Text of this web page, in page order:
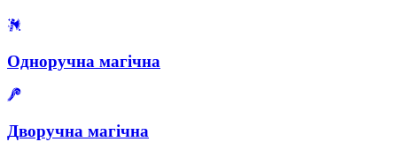
Одноручна магічна
Дворучна магічна